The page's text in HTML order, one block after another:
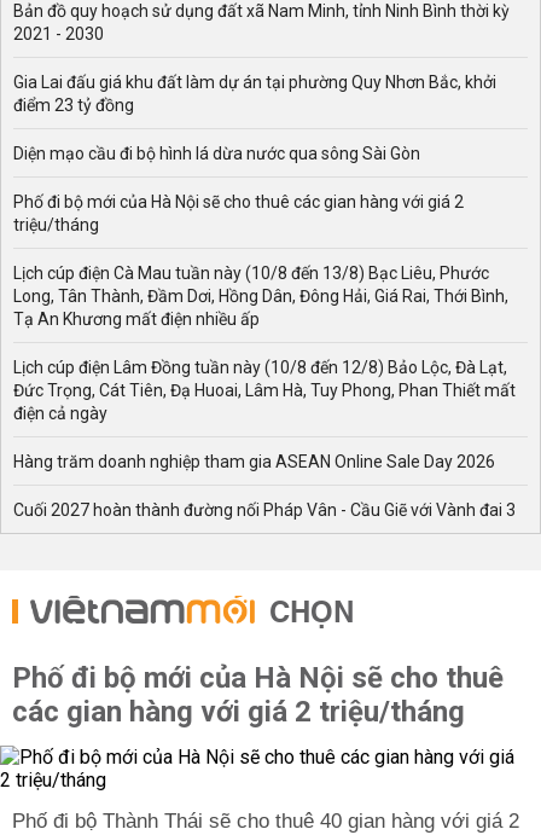
Bản đồ quy hoạch sử dụng đất xã Nam Minh, tỉnh Ninh Bình thời kỳ
2021 - 2030
Gia Lai đấu giá khu đất làm dự án tại phường Quy Nhơn Bắc, khởi
điểm 23 tỷ đồng
Diện mạo cầu đi bộ hình lá dừa nước qua sông Sài Gòn
Phố đi bộ mới của Hà Nội sẽ cho thuê các gian hàng với giá 2
triệu/tháng
Lịch cúp điện Cà Mau tuần này (10/8 đến 13/8) Bạc Liêu, Phước
Long, Tân Thành, Đầm Dơi, Hồng Dân, Đông Hải, Giá Rai, Thới Bình,
Tạ An Khương mất điện nhiều ấp
Lịch cúp điện Lâm Đồng tuần này (10/8 đến 12/8) Bảo Lộc, Đà Lạt,
Đức Trọng, Cát Tiên, Đạ Huoai, Lâm Hà, Tuy Phong, Phan Thiết mất
điện cả ngày
Hàng trăm doanh nghiệp tham gia ASEAN Online Sale Day 2026
Cuối 2027 hoàn thành đường nối Pháp Vân - Cầu Giẽ với Vành đai 3
CHỌN
Phố đi bộ mới của Hà Nội sẽ cho thuê
các gian hàng với giá 2 triệu/tháng
Phố đi bộ Thành Thái sẽ cho thuê 40 gian hàng với giá 2